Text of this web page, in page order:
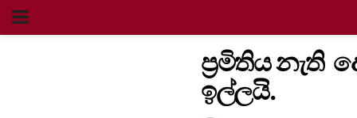
ප්‍රමිතිය නැති
ඉල්ලයි.